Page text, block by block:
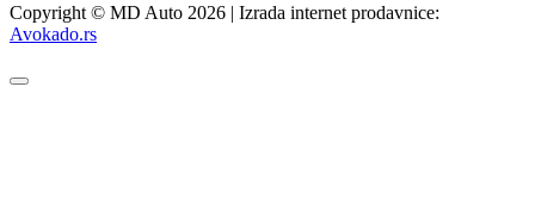
Copyright © MD Auto 2026 | Izrada internet prodavnice:
Avokado.rs